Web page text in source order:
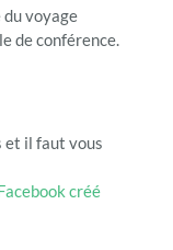
voyage
de conférence.
et il faut vous
créé